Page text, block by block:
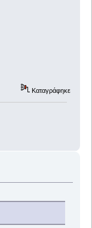
Καταγράφηκε